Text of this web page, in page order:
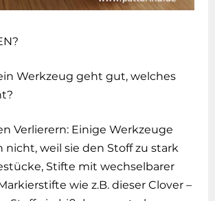
Werkzeug geht gut, welches
Verlierern: Einige Werkzeuge
weil sie den Stoff zu stark
Stifte mit wechselbarer
wie z.B. dieser Clover –